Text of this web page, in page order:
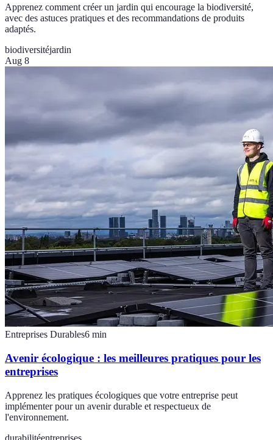
Apprenez comment créer un jardin qui encourage la biodiversité,
avec des astuces pratiques et des recommandations de produits
adaptés.
biodiversitéjardin
Aug 8
Entreprises Durables6 min
Avenir écologique : les meilleures pratiques pour les
entreprises
Apprenez les pratiques écologiques que votre entreprise peut
implémenter pour un avenir durable et respectueux de
l'environnement.
durabilitéentreprises